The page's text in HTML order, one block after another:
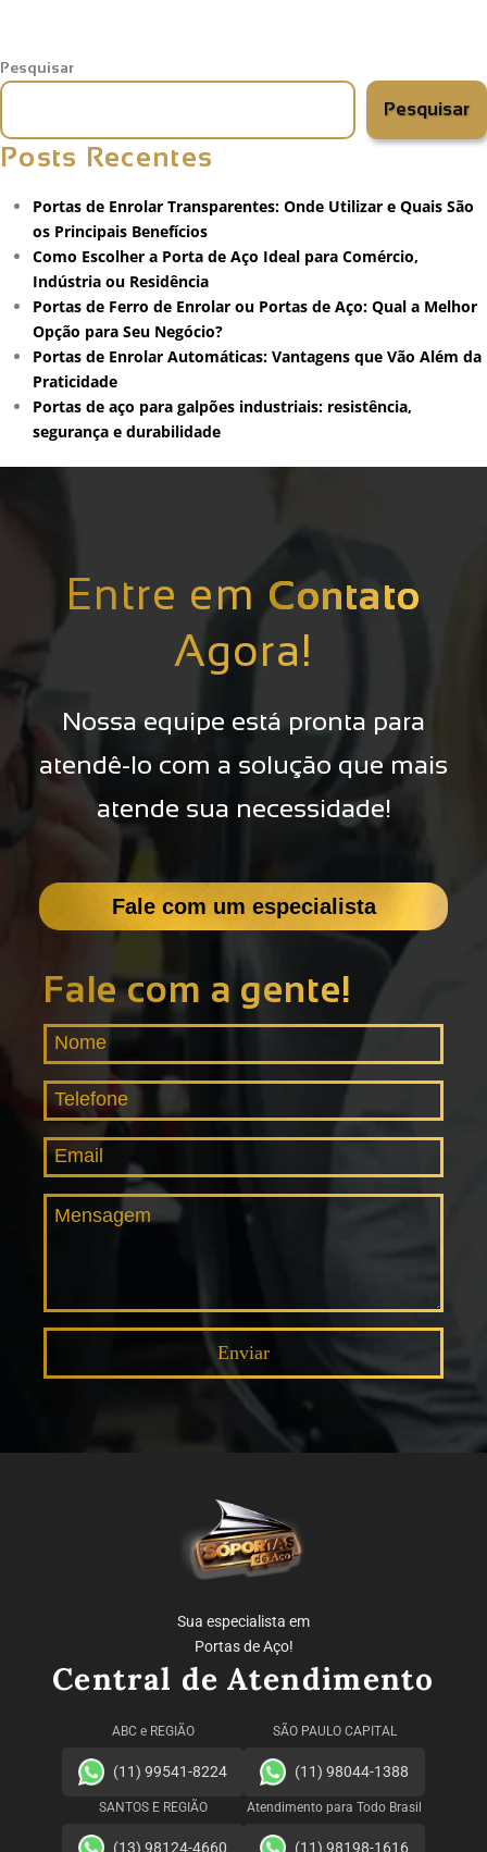
Pesquisar
Pesquisar
Posts Recentes
Portas de Enrolar Transparentes: Onde Utilizar e Quais São
os Principais Benefícios
Como Escolher a Porta de Aço Ideal para Comércio,
Indústria ou Residência
Portas de Ferro de Enrolar ou Portas de Aço: Qual a Melhor
Opção para Seu Negócio?
Portas de Enrolar Automáticas: Vantagens que Vão Além da
Praticidade
Portas de aço para galpões industriais: resistência,
segurança e durabilidade
Entre em Contato
Agora!
Nossa equipe está pronta para
atendê-lo com a solução que mais
atende sua necessidade!
Fale com um especialista
Fale com a gente!
Sua especialista em
Portas de Aço!
Central de Atendimento
ABC e REGIÃO
(11) 99541-8224
SÃO PAULO CAPITAL
(11) 98044-1388
SANTOS E REGIÃO
(13) 98124-4660
Atendimento para Todo Brasil
(11) 98198-1616